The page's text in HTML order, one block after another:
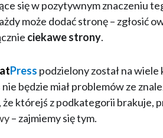
się w pozytywnym znaczeniu
może dodać stronę – zgłosić
ciekawe strony.
Press podzielony został na
nie będzie miał problemów ze
że którejś z podkategorii brakuje,
– zajmiemy się tym.